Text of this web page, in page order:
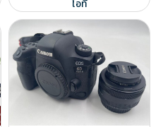
ไอที